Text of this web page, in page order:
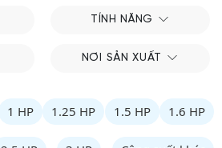
TÍNH NĂNG
NƠI SẢN XUẤT
1 HP 1.25 HP 1.5 HP 1.6 HP